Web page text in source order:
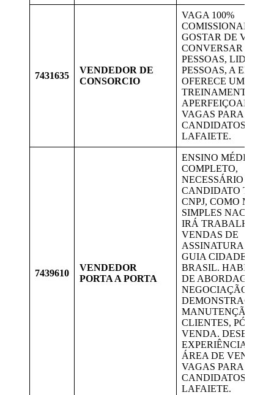
7431635
VENDEDOR DE
CONSORCIO
VAGA 100%
COMISSIONADO,
GOSTAR DE
CONVERSAR COM
PESSOAS, LIDAR
PESSOAS, A
OFERECE UM
TREINAMENTO
VAGAS PARA
CANDIDATOS DE
LAFAIETE.
7439610
VENDEDOR
PORTA A PORTA
ENSINO MÉDIO
COMPLETO,
NECESSÁRIO QUE
CANDIDATO
CNPJ, COMO MEI
SIMPLES
IRÁ TRABALHAR
VENDAS DE
ASSINATURA
GUIA CIDADES DO
BRASIL.
DE ABORDAGEM,
NEGOCIAÇÃO,
DEMONSTRAÇÃO,
MANUTENÇÃO DE
CLIENTES, PÓS
VENDA.
EXPERIÊNCIA NA
ÁREA DE VENDAS.
VAGAS PARA
CANDIDATOS DE
LAFAIETE.